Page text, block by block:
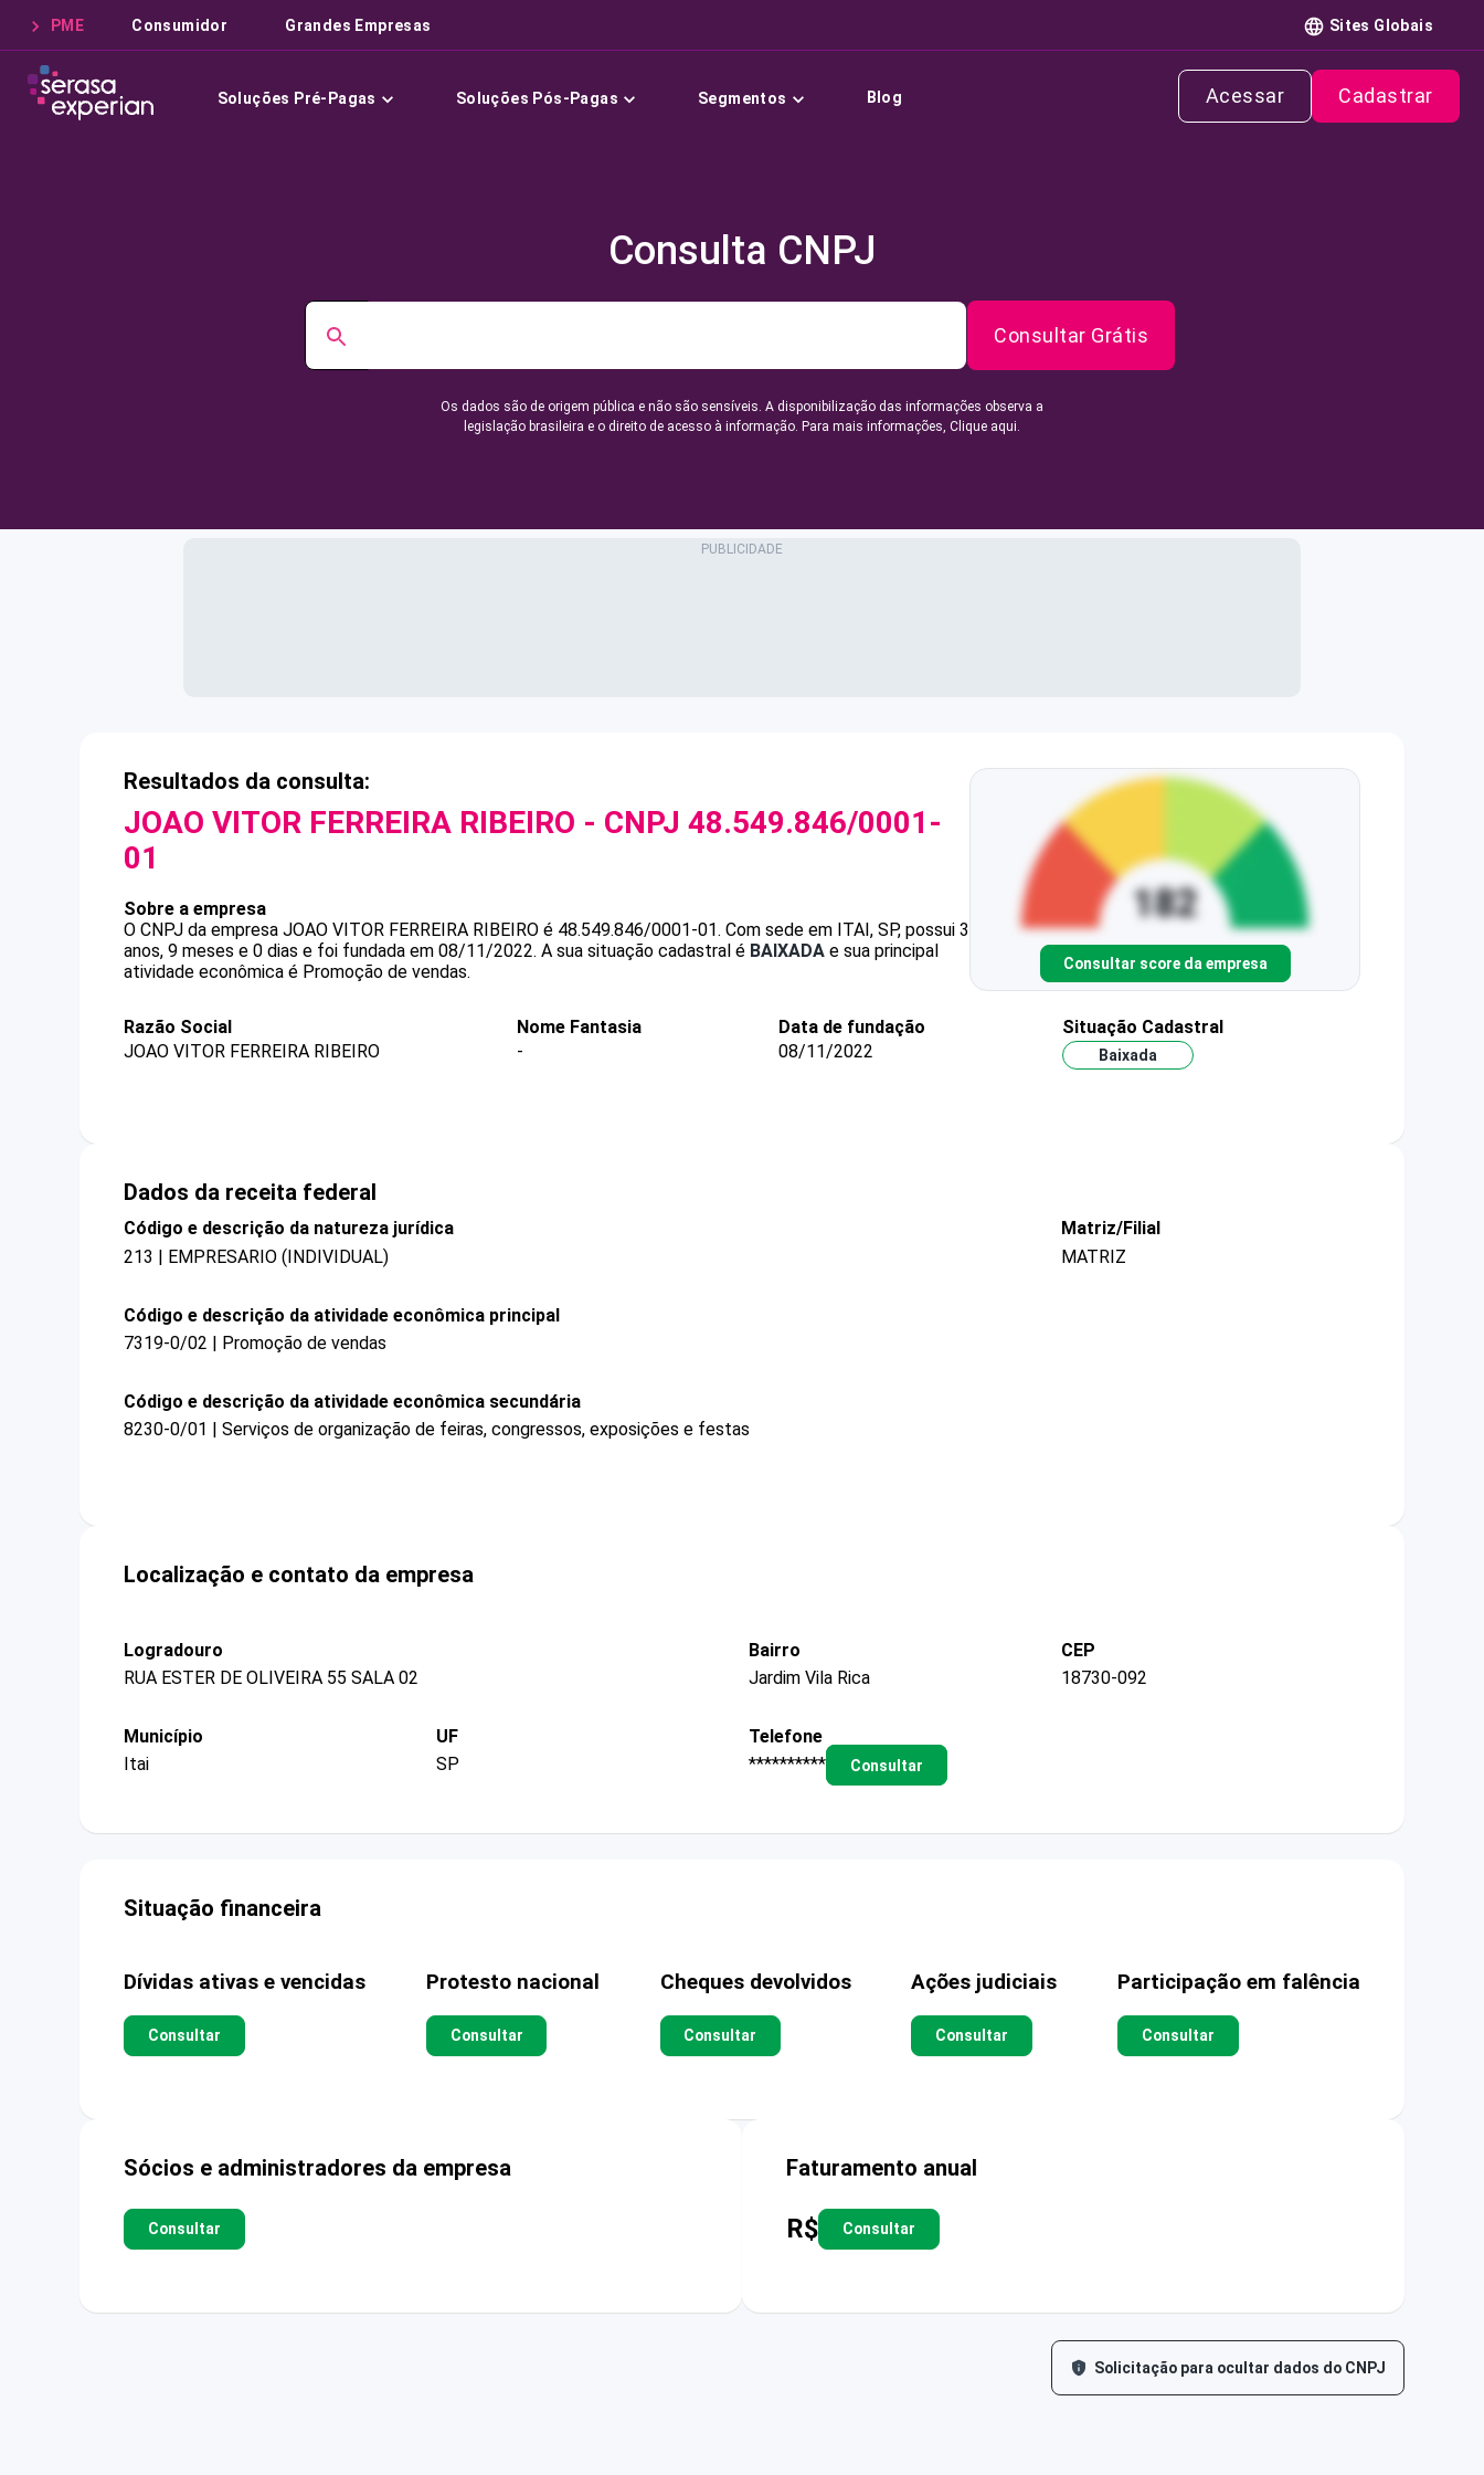
PME Consumidor Grandes Empresas Sites Globais
Soluções Pré-Pagas Soluções Pós-Pagas Segmentos Blog Acessar Cadastrar
Consulta CNPJ
Consultar Grátis
Os dados são de origem pública e não são sensíveis. A disponibilização das informações observa a
legislação brasileira e o direito de acesso à informação. Para mais informações, Clique aqui.
Resultados da consulta:
JOAO VITOR FERREIRA RIBEIRO - CNPJ 48.549.846/0001-
01
Sobre a empresa
O CNPJ da empresa JOAO VITOR FERREIRA RIBEIRO é 48.549.846/0001-01. Com sede em ITAI, SP, possui 3
anos, 9 meses e 0 dias e foi fundada em 08/11/2022. A sua situação cadastral é BAIXADA e sua principal
atividade econômica é Promoção de vendas.
Consultar score da empresa
Razão Social
JOAO VITOR FERREIRA RIBEIRO
Nome Fantasia
-
Data de fundação
08/11/2022
Situação Cadastral
Baixada
Dados da receita federal
Código e descrição da natureza jurídica
213 | EMPRESARIO (INDIVIDUAL)
Matriz/Filial
MATRIZ
Código e descrição da atividade econômica principal
7319-0/02 | Promoção de vendas
Código e descrição da atividade econômica secundária
8230-0/01 | Serviços de organização de feiras, congressos, exposições e festas
Localização e contato da empresa
Logradouro
RUA ESTER DE OLIVEIRA 55 SALA 02
Bairro
Jardim Vila Rica
CEP
18730-092
Município
Itai
UF
SP
Telefone
**********
Consultar
Situação financeira
Dívidas ativas e vencidas
Consultar
Protesto nacional
Consultar
Cheques devolvidos
Consultar
Ações judiciais
Consultar
Participação em falência
Consultar
Sócios e administradores da empresa
Consultar
Faturamento anual
R$ Consultar
Solicitação para ocultar dados do CNPJ